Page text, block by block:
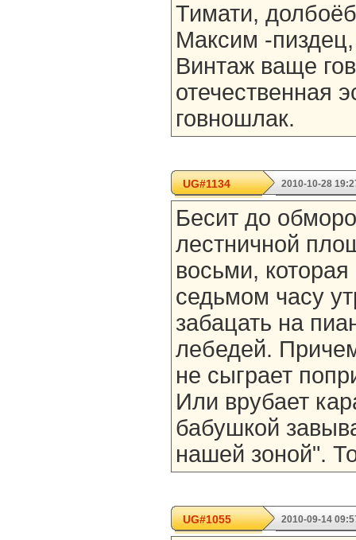
Тимати,
Максим -
Винтаж ваще
отечественная
говношлак.
UG#1134 2010-10-28
Бесит до
лестничной
восьми,
седьмом часу
забацать на
лебедей.
не сыграет
Или врубает
бабушкой
нашей зоной".
UG#1055 2010-09-14